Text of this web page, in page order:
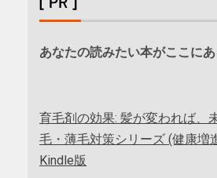
あなたの読みたい本がここにあ
育毛剤の効果: 髪が変われば、
毛・薄毛対策シリーズ (健康増
Kindle版